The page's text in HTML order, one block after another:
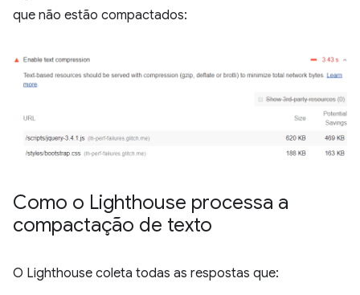
que não estão compactados:
Como o Lighthouse processa a
compactação de texto
O Lighthouse coleta todas as respostas que: